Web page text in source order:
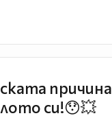
причина
си!😯💥